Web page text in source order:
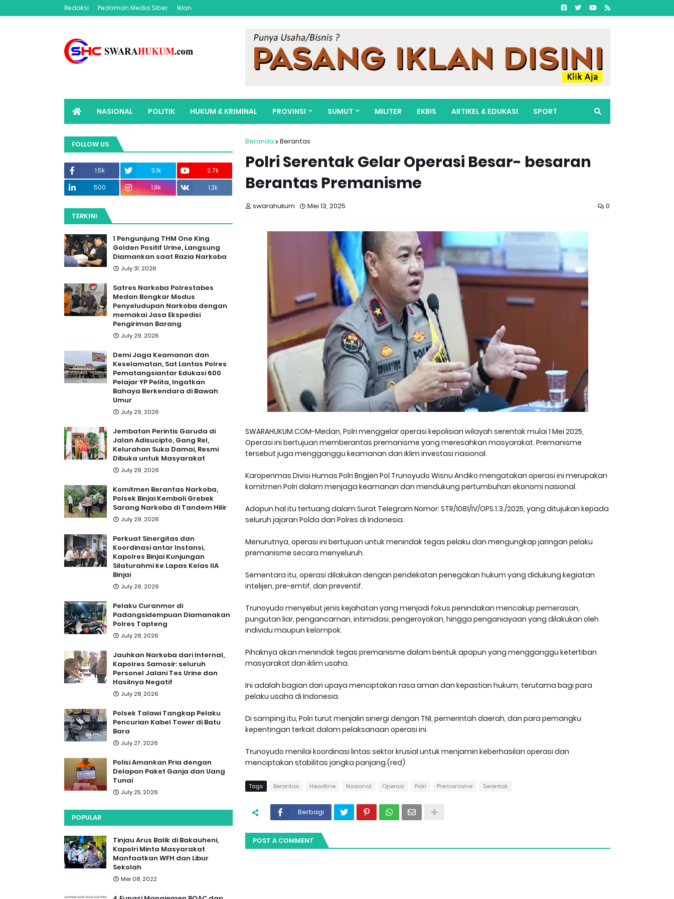
Redaksi Pedoman Media Siber Iklan
NASIONAL POLITIK HUKUM & KRIMINAL PROVINSI SUMUT MILITER EKBIS ARTIKEL & EDUKASI SPORT
ADVERTORIAL Beranda Berantas
Polri Serentak Gelar Operasi Besar- besaran
Berantas Premanisme
swarahukum Mei 13, 2025 0
SWARAHUKUM.COM-Medan, Polri menggelar operasi kepolisian wilayah serentak mulai 1 Mei 2025,
Operasi ini bertujuan memberantas premanisme yang meresahkan masyarakat. Premanisme
tersebut juga mengganggu keamanan dan iklim investasi nasional.
Karopenmas Divisi Humas Polri Brigjen Pol Trunoyudo Wisnu Andiko mengatakan operasi ini merupakan
komitmen Polri dalam menjaga keamanan dan mendukung pertumbuhan ekonomi nasional.
Adapun hal itu tertuang dalam Surat Telegram Nomor: STR/1081/IV/OPS.1.3./2025, yang ditujukan kepada
seluruh jajaran Polda dan Polres di Indonesia.
Menurutnya, operasi ini bertujuan untuk menindak tegas pelaku dan mengungkap jaringan pelaku
premanisme secara menyeluruh.
Sementara itu, operasi dilakukan dengan pendekatan penegakan hukum yang didukung kegiatan
intelijen, pre-emtif, dan preventif.
Trunoyudo menyebut jenis kejahatan yang menjadi fokus penindakan mencakup pemerasan,
pungutan liar, pengancaman, intimidasi, pengeroyokan, hingga penganiayaan yang dilakukan oleh
individu maupun kelompok.
Pihaknya akan menindak tegas premanisme dalam bentuk apapun yang mengganggu ketertiban
masyarakat dan iklim usaha.
Ini adalah bagian dari upaya menciptakan rasa aman dan kepastian hukum, terutama bagi para
pelaku usaha di Indonesia.
Di samping itu, Polri turut menjalin sinergi dengan TNI, pemerintah daerah, dan para pemangku
kepentingan terkait dalam pelaksanaan operasi ini.
Trunoyudo menilai koordinasi lintas sektor krusial untuk menjamin keberhasilan operasi dan
menciptakan stabilitas jangka panjang.(red)
Tags Berantas Headline Nasional Operasi Polri Premanisme Serentak
Berbagi
POST A COMMENT
FOLLOW US
1.5k 3.1k
2.7k
500
1.8k 1.2k
TERKINI
1 Pengunjung THM One King
Golden Positif Urine, Langsung
Diamankan saat Razia Narkoba
July 31, 2026
Satres Narkoba Polrestabes
Medan Bongkar Modus
Penyeludupan Narkoba dengan
memakai Jasa Ekspedisi
Pengiriman Barang
July 29, 2026
Demi Jaga Keamanan dan
Keselamatan, Sat Lantas Polres
Pematangsiantar Edukasi 600
Pelajar YP Pelita, Ingatkan
Bahaya Berkendara di Bawah
Umur
July 29, 2026
Jembatan Perintis Garuda di
Jalan Adisucipto, Gang Rel,
Kelurahan Suka Damai, Resmi
Dibuka untuk Masyarakat
July 29, 2026
Komitmen Berantas Narkoba,
Polsek Binjai Kembali Grebek
Sarang Narkoba di Tandem Hilir
July 29, 2026
Perkuat Sinergitas dan
Koordinasi antar Instansi,
Kapolres Binjai Kunjungan
Silaturahmi ke Lapas Kelas IIA
Binjai
July 29, 2026
Pelaku Curanmor di
Padangsidempuan Diamanakan
Polres Tapteng
July 28, 2026
Jauhkan Narkoba dari Internal,
Kapolres Samosir: seluruh
Personel Jalani Tes Urine dan
Hasilnya Negatif
July 28, 2026
Polsek Talawi Tangkap Pelaku
Pencurian Kabel Tower di Batu
Bara
July 27, 2026
Polisi Amankan Pria dengan
Delapan Paket Ganja dan Uang
Tunai
July 25, 2026
POPULAR
Tinjau Arus Balik di Bakauheni,
Kapolri Minta Masyarakat
Manfaatkan WFH dan Libur
Sekolah
Mei 08, 2022